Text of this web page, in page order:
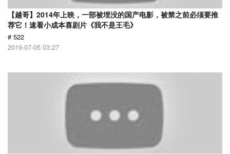
【越哥】2014年上映，一部被埋没的国产电影，被禁之前必须要推
荐它！速看小成本喜剧片《我不是王毛》
# 522
2019-07-05 03:27